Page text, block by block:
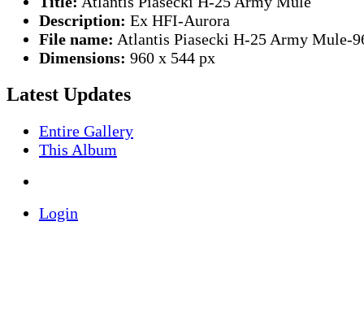
Description: Ex HFI-Aurora
File name: Atlantis Piasecki H-25 Army Mule-
Dimensions: 960 x 544 px
Latest Updates
Entire Gallery
This Album
Login